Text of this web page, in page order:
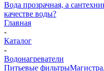
Вода прозрачная, а
качестве воды?
Главная
-
Каталог
-
Водонагреватели
Питьевые фильтры